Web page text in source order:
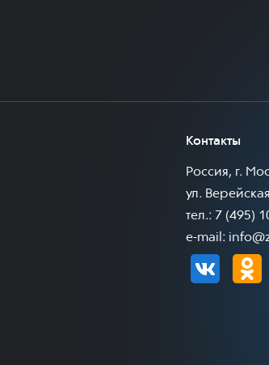
Контакты
Россия, г.
ул.
тел.: 7 (495)
e-mail: